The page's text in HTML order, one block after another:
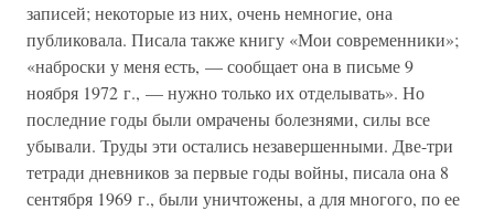
записей; некоторые из них, очень немногие, она
публиковала. Писала также книгу «Мои современники»;
«наброски у меня есть, — сообщает она в письме 9
ноября 1972 г., — нужно только их отделывать». Но
последние годы были омрачены болезнями, силы все
убывали. Труды эти остались незавершенными. Две-три
тетради дневников за первые годы войны, писала она 8
сентября 1969 г., были уничтожены, а для многого, по ее